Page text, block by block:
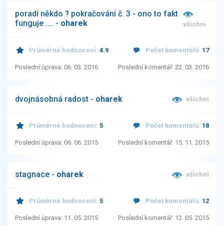
poradí někdo ? pokračování č. 3 - ono to fakt
funguje .... - oharek všichni
Průměrné hodnocení: 4.9 Počet komentářů: 17
Poslední úprava: 06. 03. 2016 Poslední komentář: 22. 03. 2016
dvojnásobná radost - oharek všichni
Průměrné hodnocení: 5 Počet komentářů: 18
Poslední úprava: 06. 06. 2015 Poslední komentář: 15. 11. 2015
stagnace - oharek všichni
Průměrné hodnocení: 5 Počet komentářů: 12
Poslední úprava: 11. 05. 2015 Poslední komentář: 12. 05. 2015